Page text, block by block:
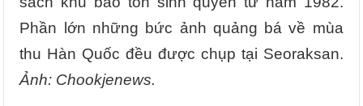
Phần lớn những bức ảnh quảng bá về mùa
thu Hàn Quốc đều được chụp tại Seoraksan.
Ảnh: Chookjenews.